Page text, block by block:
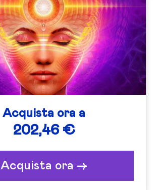
Acquista ora a
202,46 €
Acquista ora ->